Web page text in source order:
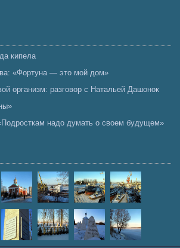
кипела
«Фортуна — это мой дом»
организм: разговор с Натальей Дашонок
надо думать о своем будущем»